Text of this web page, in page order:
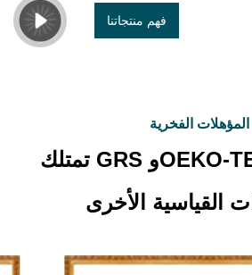
فهم منتجاتنا
المؤهلات الفخرية
تمتلك GRS وOEKO-TEX وشهادات
القياسية الأخرى